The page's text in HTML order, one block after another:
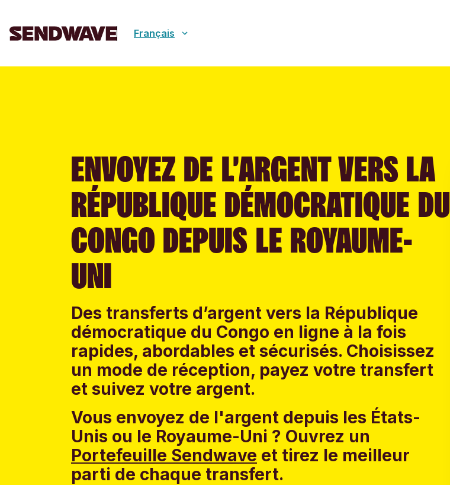
Français
ENVOYEZ DE L’ARGENT VERS LA
RÉPUBLIQUE DÉMOCRATIQUE DU
CONGO DEPUIS LE ROYAUME-
UNI
Des transferts d’argent vers la République
démocratique du Congo en ligne à la fois
rapides, abordables et sécurisés. Choisissez
un mode de réception, payez votre transfert
et suivez votre argent.
Vous envoyez de l'argent depuis les États-
Unis ou le Royaume-Uni ? Ouvrez un
Portefeuille Sendwave et tirez le meilleur
parti de chaque transfert.